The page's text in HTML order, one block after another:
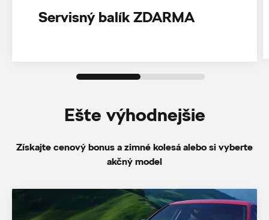
Servisný balík ZDARMA
Ešte výhodnejšie
Získajte cenový bonus a zimné kolesá alebo si vyberte
akčný model